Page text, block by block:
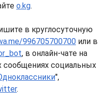
o.kg.
в круглосуточную
996705700700 или в
, в онлайн-чате на
сообщениях социальных
",
.